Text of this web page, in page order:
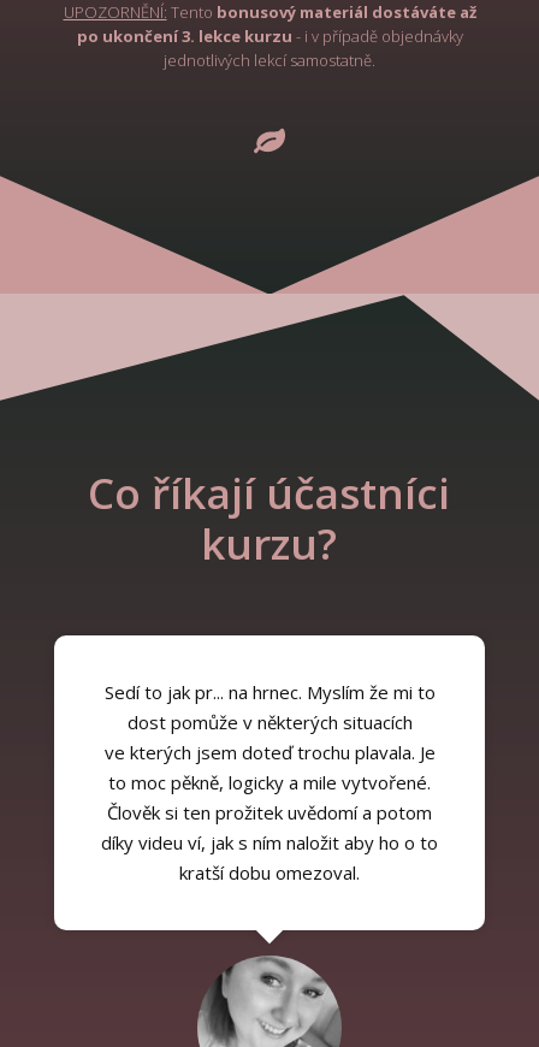
UPOZORNĚNÍ: Tento bonusový materiál dostáváte až
po ukončení 3. lekce kurzu - i v případě objednávky
jednotlivých lekcí samostatně.
Co říkají účastníci
kurzu?
Sedí to jak pr... na hrnec. Myslím že mi to
dost pomůže v některých situacích
ve kterých jsem doteď trochu plavala. Je
to moc pěkně, logicky a mile vytvořené.
Člověk si ten prožitek uvědomí a potom
díky videu ví, jak s ním naložit aby ho o to
kratší dobu omezoval.